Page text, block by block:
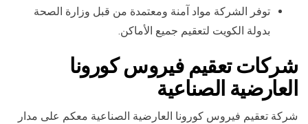
توفر الشركة مواد آمنة ومعتمدة من قبل وزارة الصحة
بدولة الكويت لتعقيم جميع الأماكن.
شركات تعقيم فيروس كورونا
العارضية الصناعية
شركة تعقيم فيروس كورونا العارضية الصناعية معكم على مدار